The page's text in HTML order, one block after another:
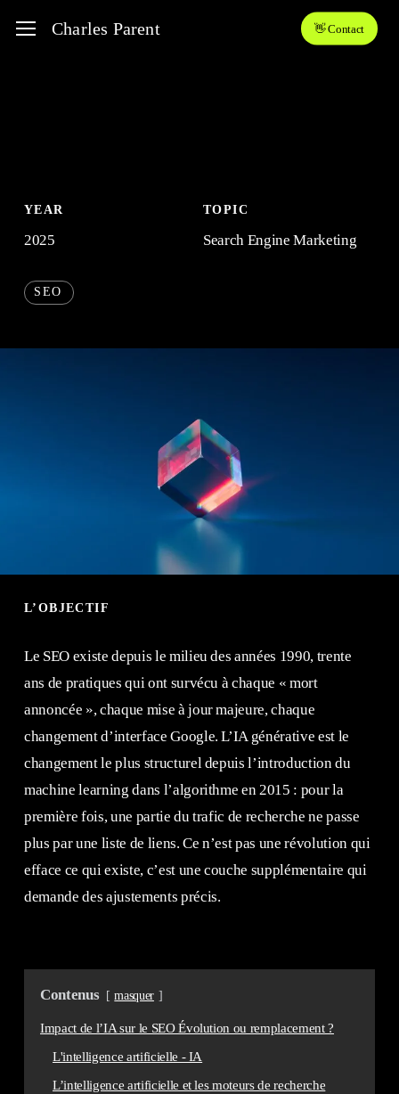
Menu Charles Parent 👋 Contact
YEAR
2025
TOPIC
Search Engine Marketing
SEO
L’OBJECTIF
Le SEO existe depuis le milieu des années 1990, trente
ans de pratiques qui ont survécu à chaque « mort
annoncée », chaque mise à jour majeure, chaque
changement d’interface Google. L’IA générative est le
changement le plus structurel depuis l’introduction du
machine learning dans l’algorithme en 2015 : pour la
première fois, une partie du trafic de recherche ne passe
plus par une liste de liens. Ce n’est pas une révolution qui
efface ce qui existe, c’est une couche supplémentaire qui
demande des ajustements précis.
Contenus masquer
Impact de l’IA sur le SEO Évolution ou remplacement ?
L'intelligence artificielle - IA
L’intelligence artificielle et les moteurs de recherche